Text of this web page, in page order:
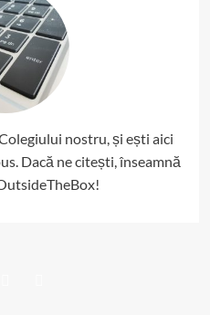
nostru, și ești aici
Dacă ne citești, înseamnă